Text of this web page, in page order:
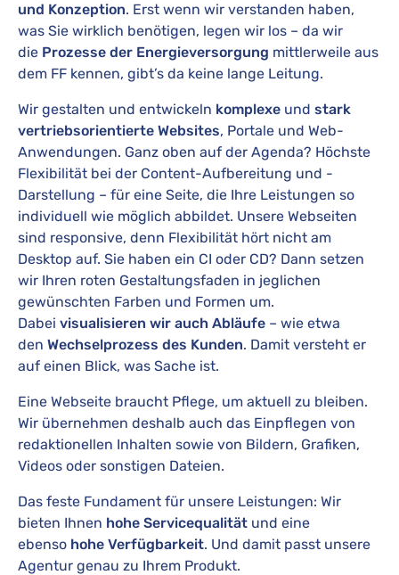
und Konzeption. Erst wenn wir verstanden haben,
was Sie wirklich benötigen, legen wir los – da wir
die Prozesse der Energieversorgung mittlerweile aus
dem FF kennen, gibt’s da keine lange Leitung.
Wir gestalten und entwickeln komplexe und stark
vertriebsorientierte Websites, Portale und Web-
Anwendungen. Ganz oben auf der Agenda? Höchste
Flexibilität bei der Content-Aufbereitung und -
Darstellung – für eine Seite, die Ihre Leistungen so
individuell wie möglich abbildet. Unsere Webseiten
sind responsive, denn Flexibilität hört nicht am
Desktop auf. Sie haben ein CI oder CD? Dann setzen
wir Ihren roten Gestaltungsfaden in jeglichen
gewünschten Farben und Formen um.
Dabei visualisieren wir auch Abläufe – wie etwa
den Wechselprozess des Kunden. Damit versteht er
auf einen Blick, was Sache ist.
Eine Webseite braucht Pflege, um aktuell zu bleiben.
Wir übernehmen deshalb auch das Einpflegen von
redaktionellen Inhalten sowie von Bildern, Grafiken,
Videos oder sonstigen Dateien.
Das feste Fundament für unsere Leistungen: Wir
bieten Ihnen hohe Servicequalität und eine
ebenso hohe Verfügbarkeit. Und damit passt unsere
Agentur genau zu Ihrem Produkt.